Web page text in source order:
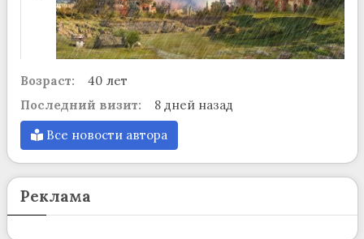
Возраст:
40 лет
Последний визит:
8 дней назад
Все новости автора
Реклама